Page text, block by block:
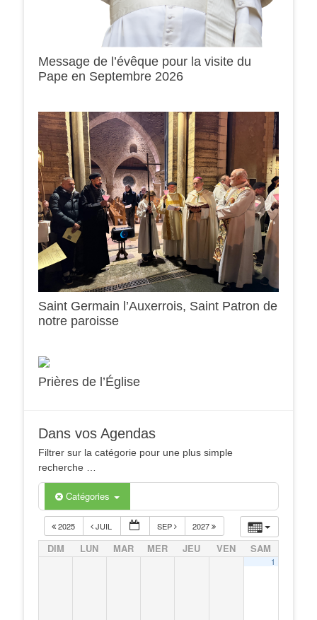
Message de l’évêque pour la visite du
Pape en Septembre 2026
Saint Germain l’Auxerrois, Saint Patron de
notre paroisse
Prières de l’Église
Dans vos Agendas
Filtrer sur la catégorie pour une plus simple
recherche …
Catégories
2025 JUIL SEP 2027
DIM LUN MAR MER JEU VEN SAM
1